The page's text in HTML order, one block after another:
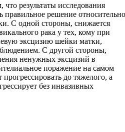
результаты исследования
решение относительно
С одной стороны, снижается
рака у тех, кому при
эксцизию шейки матки,
С другой стороны,
ненужных эксцизий в
поражение на самом
прогрессировать до тяжелого, а
без инвазивных